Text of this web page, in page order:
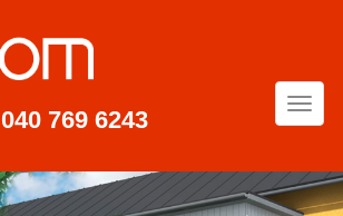
040 769 6243